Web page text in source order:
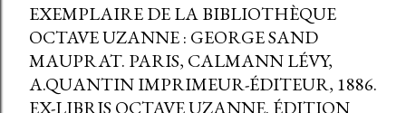
EXEMPLAIRE DE LA BIBLIOTHÈQUE
OCTAVE UZANNE : GEORGE SAND
MAUPRAT. PARIS, CALMANN LÉVY,
A.QUANTIN IMPRIMEUR-ÉDITEUR, 1886.
EX-LIBRIS OCTAVE UZANNE. ÉDITION